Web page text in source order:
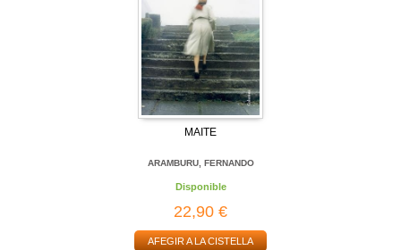
MAITE
ARAMBURU, FERNANDO
Disponible
22,90 €
AFEGIR A LA CISTELLA